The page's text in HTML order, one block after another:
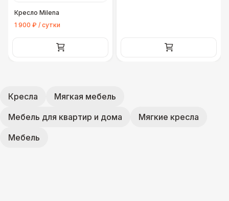
Кресло Milena
1 900 ₽ / сутки
Кресла
Мягкая мебель
Мебель для квартир и дома
Мягкие кресла
Мебель